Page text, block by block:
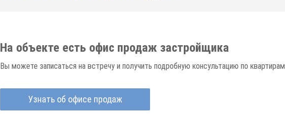
На объекте есть офис продаж застройщика
Вы можете записаться на встречу и получить подробную консультацию по квартирам
Узнать об офисе продаж